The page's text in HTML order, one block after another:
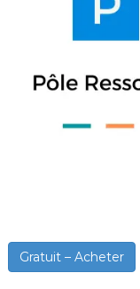
Gratuit – Acheter